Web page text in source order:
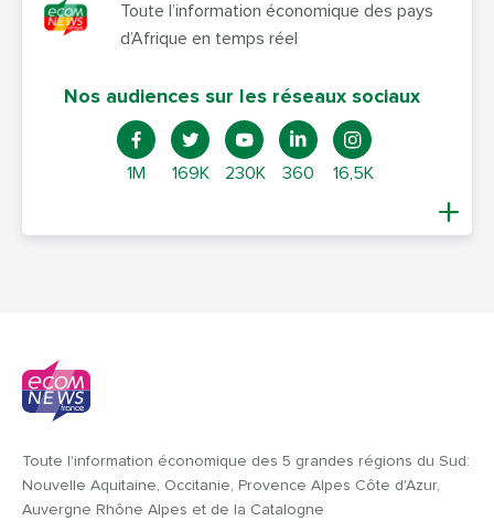
Toute l’information économique des pays
d’Afrique en temps réel
Nos audiences sur les réseaux sociaux
1M 169K 230K 360 16,5K
Toute l'information économique des 5 grandes régions du Sud:
Nouvelle Aquitaine, Occitanie, Provence Alpes Côte d'Azur,
Auvergne Rhône Alpes et de la Catalogne